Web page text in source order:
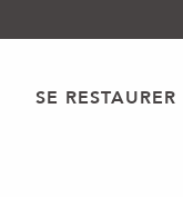
SE RESTAURER